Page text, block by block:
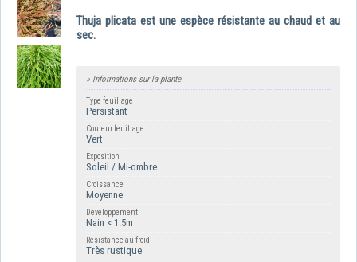
Thuja plicata est une espèce résistante au chaud et au
sec.
» Informations sur la plante
Type feuillage
Persistant
Couleur feuillage
Vert
Exposition
Soleil / Mi-ombre
Croissance
Moyenne
Développement
Nain < 1.5m
Résistance au froid
Très rustique